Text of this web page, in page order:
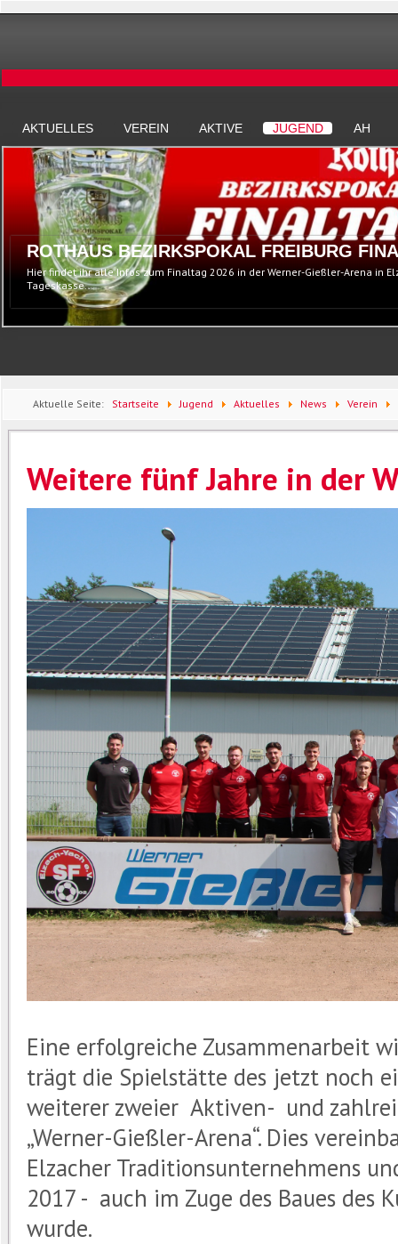
AKTUELLES VEREIN AKTIVE JUGEND AH
ROTHAUS BEZIRKSPOKAL FREIBURG
Hier findet ihr alle Infos zum Finaltag 2026 in der Werner-Gießler-Arena in
Tageskasse...
Aktuelle Seite: Startseite Jugend Aktuelles News
Verein
Weitere fünf Jahre in der
Eine erfolgreiche Zusammenarbeit
trägt die Spielstätte des jetzt noch
weiterer zweier Aktiven- und
„Werner-Gießler-Arena“. Dies
Elzacher Traditionsunternehmens
2017 - auch im Zuge des Baues des
wurde.